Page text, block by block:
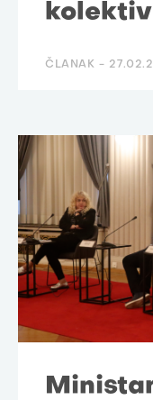
ČLANAK -